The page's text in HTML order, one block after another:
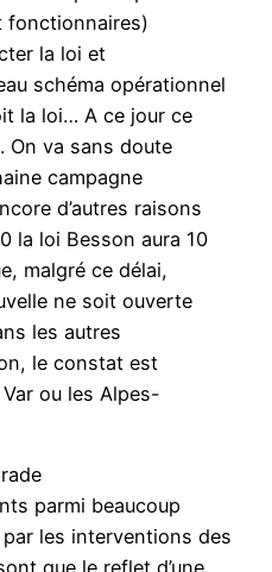
fonctionnaires)
la loi et
schéma opérationnel
la loi… A ce jour ce
On va sans doute
campagne
d’autres raisons
la loi Besson aura 10
malgré ce délai,
ne soit ouverte
les autres
le constat est
ou les Alpes-
parmi beaucoup
les interventions des